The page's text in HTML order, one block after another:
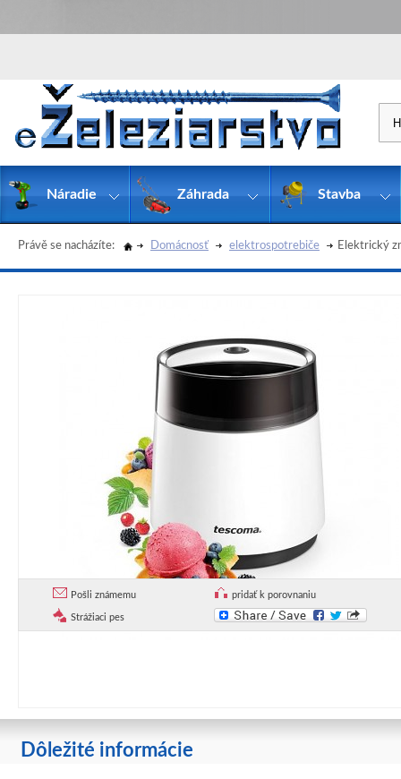
Právě se nacházíte: Domácnosť elektrospotrebiče Elektrický
Pošli známemu pridať k porovnaniu
Strážiaci pes
Dôležité informácie
Náradie Záhrada Stavba